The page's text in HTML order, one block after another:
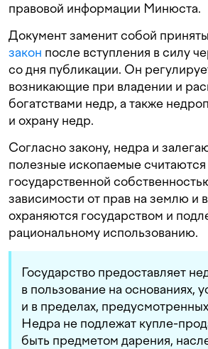
правовой информации Минюста.
Документ заменит собой
закон после вступления в силу
со дня публикации. Он
возникающие при владении и
богатствами недр, а также
и охрану недр.
Согласно закону, недра и
полезные ископаемые считаются
государственной
зависимости от прав на землю и
охраняются государством и
рациональному использованию.
Государство предоставляет
в пользование на основаниях,
и в пределах,
Недра не подлежат купле-
быть предметом дарения,